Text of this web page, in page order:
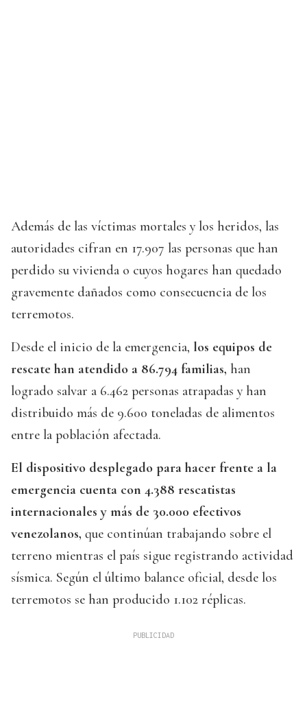
Además de las víctimas mortales y los heridos, las
autoridades cifran en 17.907 las personas que han
perdido su vivienda o cuyos hogares han quedado
gravemente dañados como consecuencia de los
terremotos.
Desde el inicio de la emergencia, los equipos de
rescate han atendido a 86.794 familias, han
logrado salvar a 6.462 personas atrapadas y han
distribuido más de 9.600 toneladas de alimentos
entre la población afectada.
El dispositivo desplegado para hacer frente a la
emergencia cuenta con 4.388 rescatistas
internacionales y más de 30.000 efectivos
venezolanos, que continúan trabajando sobre el
terreno mientras el país sigue registrando actividad
sísmica. Según el último balance oficial, desde los
terremotos se han producido 1.102 réplicas.